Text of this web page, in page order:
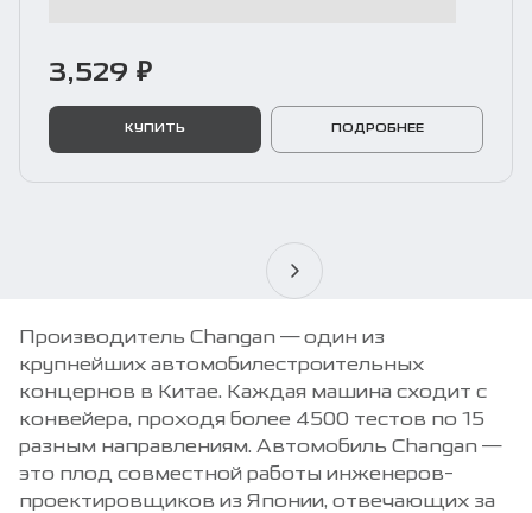
3,529 ₽
КУПИТЬ ПОДРОБНЕЕ
Производитель Changan — один из
крупнейших автомобилестроительных
концернов в Китае. Каждая машина сходит с
конвейера, проходя более 4500 тестов по 15
разным направлениям. Автомобиль Changan —
это плод совместной работы инженеров-
проектировщиков из Японии, отвечающих за